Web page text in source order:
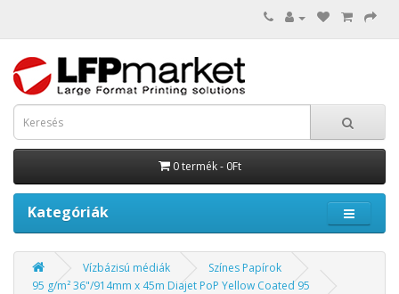
0 termék - 0Ft
Kategóriák
Vízbázisú médiák
Színes Papírok
95 g/m² 36"/914mm x 45m Diajet PoP Yellow Coated 95